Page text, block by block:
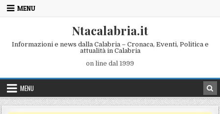
Skip to content
MENU
Ntacalabria.it
Informazioni e news dalla Calabria – Cronaca, Eventi, Politica e
attualità in Calabria
on line dal 1999
MENU